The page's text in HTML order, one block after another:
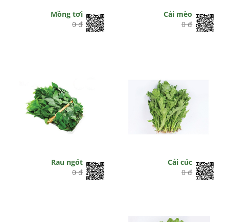
Mồng tơi
0 đ
Cải mèo
0 đ
Rau ngót
0 đ
Cải cúc
0 đ